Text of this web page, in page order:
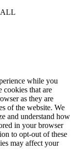
while you
cookies that are
as they are
of the website. We
and understand how
in your browser
to opt-out of these
may affect your